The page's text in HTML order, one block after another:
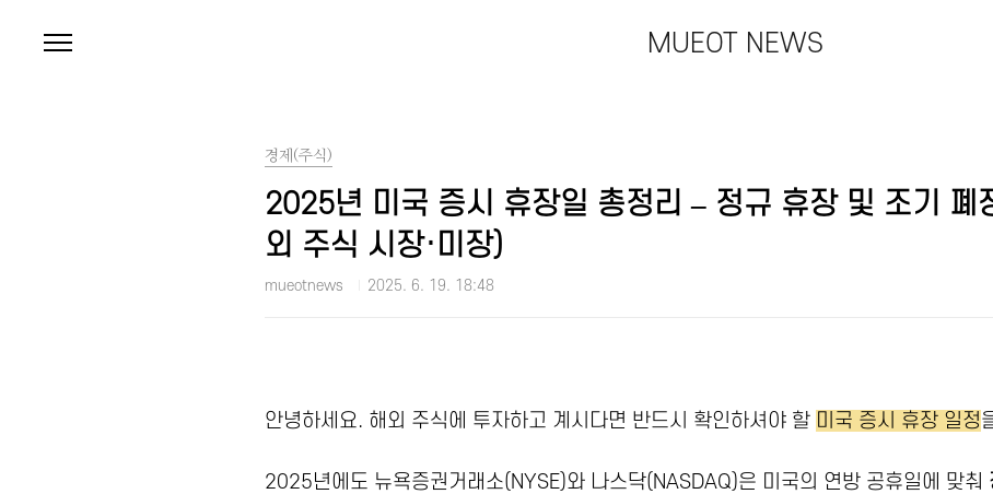
MUEOT NEWS
경제(주식)
2025년 미국 증시 휴장일 총정리 – 정규 휴장 및 조기 폐
외 주식 시장·미장)
mueotnews 2025. 6. 19. 18:48
안녕하세요. 해외 주식에 투자하고 계시다면 반드시 확인하셔야 할 미국 증시 휴장 일정
2025년에도 뉴욕증권거래소(NYSE)와 나스닥(NASDAQ)은 미국의 연방 공휴일에 맞춰